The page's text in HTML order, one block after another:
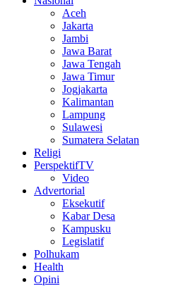
Aceh
Jakarta
Jambi
Jawa Barat
Jawa Tengah
Jawa Timur
Jogjakarta
Kalimantan
Lampung
Sulawesi
Sumatera Selatan
Religi
PerspektifTV
Video
Advertorial
Eksekutif
Kabar Desa
Kampusku
Legislatif
Polhukam
Health
Opini